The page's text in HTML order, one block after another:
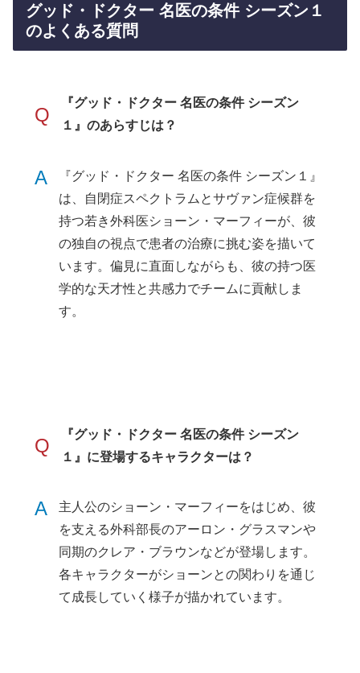
グッド・ドクター 名医の条件 シーズン１
のよくある質問
Q
『グッド・ドクター 名医の条件 シーズン
１』のあらすじは？
A
『グッド・ドクター 名医の条件 シーズン１』
は、自閉症スペクトラムとサヴァン症候群を
持つ若き外科医ショーン・マーフィーが、彼
の独自の視点で患者の治療に挑む姿を描いて
います。偏見に直面しながらも、彼の持つ医
学的な天才性と共感力でチームに貢献しま
す。
Q
『グッド・ドクター 名医の条件 シーズン
１』に登場するキャラクターは？
A
主人公のショーン・マーフィーをはじめ、彼
を支える外科部長のアーロン・グラスマンや
同期のクレア・ブラウンなどが登場します。
各キャラクターがショーンとの関わりを通じ
て成長していく様子が描かれています。